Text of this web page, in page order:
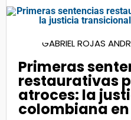
06
GABRIEL ROJAS
Primeras
restaurativas
atroces: la
colombiana